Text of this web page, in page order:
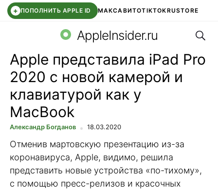
+ ПОПОЛНИТЬ APPLE ID МАКСАВИТОTIKTOKRUSTORE
WB КЛУБIOS 26.6 APPLE ID
AppleInsider.ru
Apple представила iPad Pro
2020 с новой камерой и
клавиатурой как у
MacBook
Александр Богданов 18.03.2020
Отменив мартовскую презентацию из-за
коронавируса, Apple, видимо, решила
представить новые устройства «по-тихому»,
с помощью пресс-релизов и красочных